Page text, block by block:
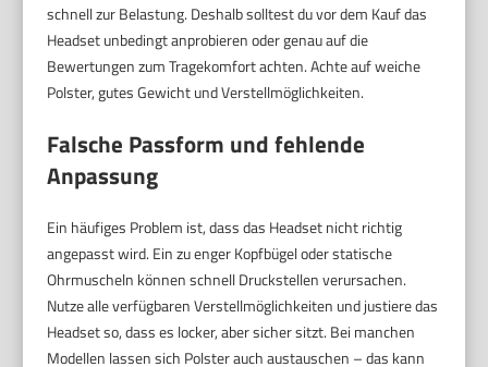
schnell zur Belastung. Deshalb solltest du vor dem Kauf das
Headset unbedingt anprobieren oder genau auf die
Bewertungen zum Tragekomfort achten. Achte auf weiche
Polster, gutes Gewicht und Verstellmöglichkeiten.
Falsche Passform und fehlende
Anpassung
Ein häufiges Problem ist, dass das Headset nicht richtig
angepasst wird. Ein zu enger Kopfbügel oder statische
Ohrmuscheln können schnell Druckstellen verursachen.
Nutze alle verfügbaren Verstellmöglichkeiten und justiere das
Headset so, dass es locker, aber sicher sitzt. Bei manchen
Modellen lassen sich Polster auch austauschen – das kann